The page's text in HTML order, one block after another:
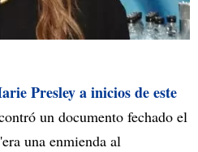
Presley a inicios de este
un documento fechado el
una enmienda al